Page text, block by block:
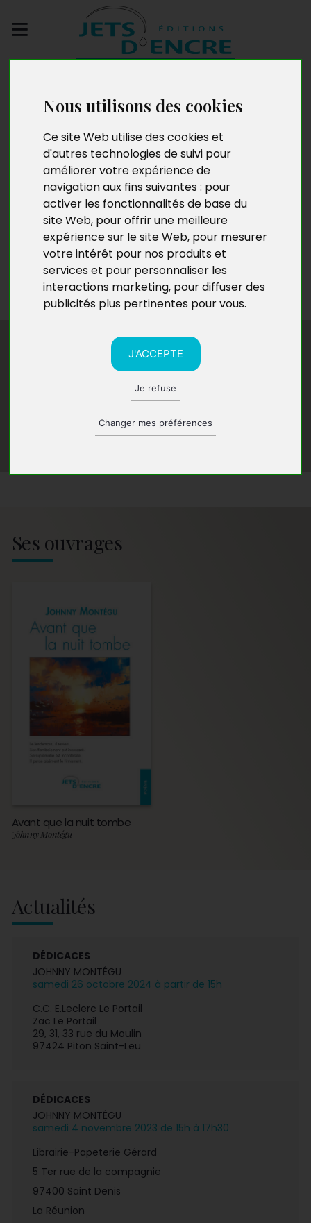
Nous utilisons des cookies
Ce site Web utilise des cookies et
d'autres technologies de suivi pour
améliorer votre expérience de
navigation aux fins suivantes : pour
activer les fonctionnalités de base du
site Web, pour offrir une meilleure
expérience sur le site Web, pour mesurer
votre intérêt pour nos produits et
services et pour personnaliser les
interactions marketing, pour diffuser des
publicités plus pertinentes pour vous.
J'ACCEPTE
Je refuse
Changer mes préférences
Johnny Montégu
Johnny Montégu est né le 17 juillet 2003 à Saint-Pierre,
sur l’île de La Réunion. Il habite aujourd’hui à Sainte-
Clotilde. Étudiant en langues, littératures et civilisations
étrangères – anglais et grand amateur de slam, il a
reçu le premier prix d’un concours d’écriture sur le
thème de la Saint-Valentin.Avant que la nuit tombe
est son premier recueil.
Ses ouvrages
Avant que la nuit tombe
Johnny Montégu
Actualités
DÉDICACES
JOHNNY MONTÉGU
samedi 26 octobre 2024 à partir de 15h
C.C. E.Leclerc Le Portail
Zac Le Portail
29, 31, 33 rue du Moulin
97424 Piton Saint-Leu
DÉDICACES
JOHNNY MONTÉGU
samedi 4 novembre 2023 de 15h à 17h30
Librairie-Papeterie Gérard
5 Ter rue de la compagnie
97400 Saint Denis
La Réunion